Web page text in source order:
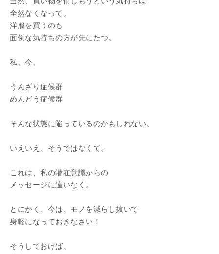
全然なくなって。
洋服を買うのも
面倒な気持ちの方が先にたつ。
私、今、
うんざり症候群
めんどう症候群
そんな状態に陥っているのかもしれない。
いえいえ、そうではなくて。
これは、私の潜在意識からの
メッセージに違いなく。
とにかく、今は、モノを減らし抜いて
身軽になっておきなさい！
そうしておけば、